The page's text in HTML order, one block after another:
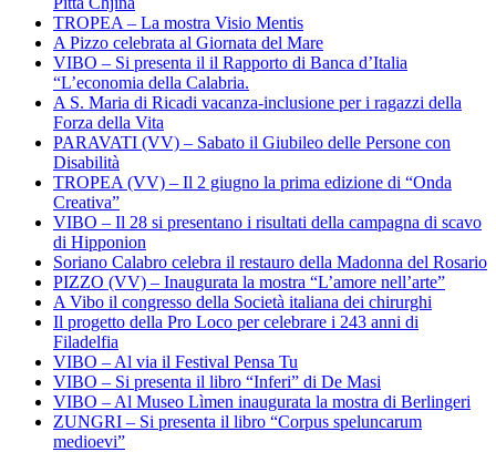
TROPEA – La mostra Visio Mentis
A Pizzo celebrata al Giornata del Mare
VIBO – Si presenta il il Rapporto di Banca d’Italia
“L’economia della Calabria.
A S. Maria di Ricadi vacanza-inclusione per i ragazzi della
Forza della Vita
PARAVATI (VV) – Sabato il Giubileo delle Persone con
Disabilità
TROPEA (VV) – Il 2 giugno la prima edizione di “Onda
Creativa”
VIBO – Il 28 si presentano i risultati della campagna di scavo
di Hipponion
Soriano Calabro celebra il restauro della Madonna del Rosario
PIZZO (VV) – Inaugurata la mostra “L’amore nell’arte”
A Vibo il congresso della Società italiana dei chirurghi
Il progetto della Pro Loco per celebrare i 243 anni di
Filadelfia
VIBO – Al via il Festival Pensa Tu
VIBO – Si presenta il libro “Inferi” di De Masi
VIBO – Al Museo Lìmen inaugurata la mostra di Berlingeri
ZUNGRI – Si presenta il libro “Corpus speluncarum
medioevi”